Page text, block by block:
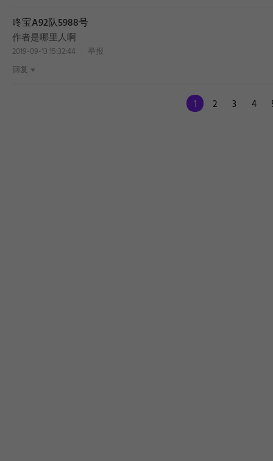
咚宝A92队5988号
作者是哪里人啊
2019-09-13 15:32:44
举报
回复
1 2 3 4